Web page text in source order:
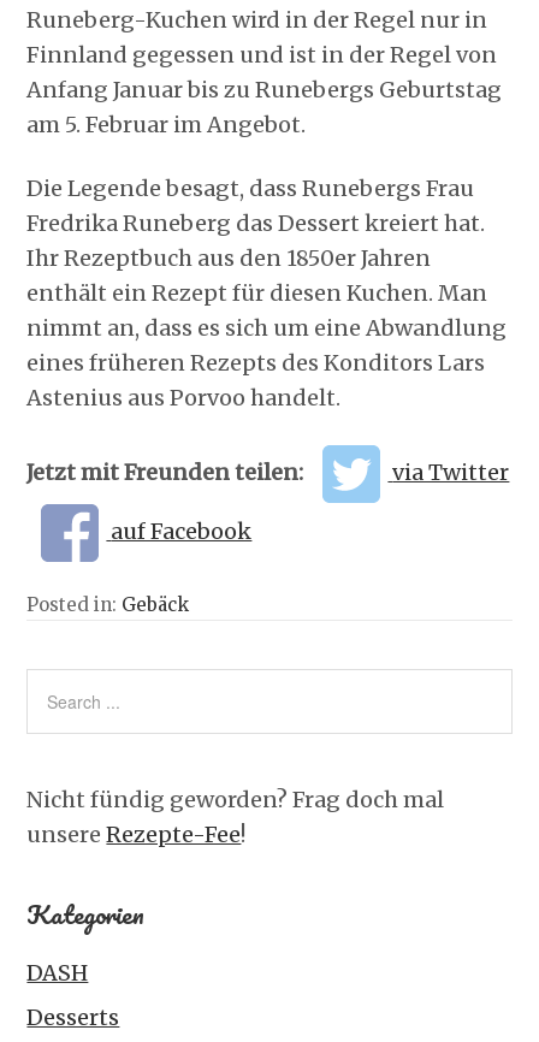
Runeberg-Kuchen wird in der Regel nur in
Finnland gegessen und ist in der Regel von
Anfang Januar bis zu Runebergs Geburtstag
am 5. Februar im Angebot.
Die Legende besagt, dass Runebergs Frau
Fredrika Runeberg das Dessert kreiert hat.
Ihr Rezeptbuch aus den 1850er Jahren
enthält ein Rezept für diesen Kuchen. Man
nimmt an, dass es sich um eine Abwandlung
eines früheren Rezepts des Konditors Lars
Astenius aus Porvoo handelt.
Jetzt mit Freunden teilen: via Twitter
auf Facebook
Posted in: Gebäck
Nicht fündig geworden? Frag doch mal
unsereRezepte-Fee!
Kategorien
DASH
Desserts